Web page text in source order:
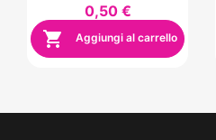
0,50 €
 Aggiungi al carrello